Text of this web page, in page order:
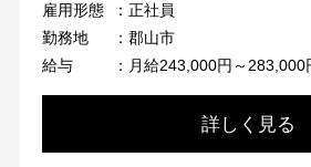
雇用形態
：正社員
勤務地
：郡山市
給与
：月給243,000円～283,000
詳しく見る